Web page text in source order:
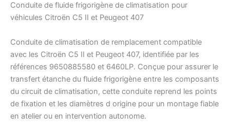
Conduite de fluide frigorigène de climatisation pour
véhicules Citroën C5 II et Peugeot 407
Conduite de climatisation de remplacement compatible
avec les Citroën C5 II et Peugeot 407, identifiée par les
références 9650885580 et 6460LP. Conçue pour assurer le
transfert étanche du fluide frigorigène entre les composants
du circuit de climatisation, cette conduite reprend les points
de fixation et les diamètres d origine pour un montage fiable
en atelier ou en intervention autonome.